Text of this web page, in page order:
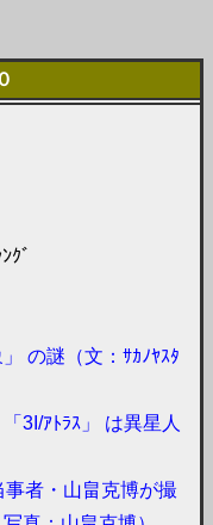
ｸﾞ
の謎（文：ｻｶﾉﾔｽﾀ
3I/ｱﾄﾗｽ」 は異星人
事者・山畠克博が撮